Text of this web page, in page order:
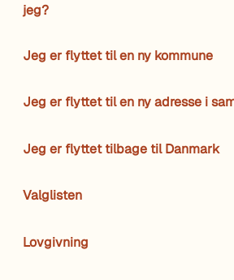
jeg?
Jeg er flyttet til en ny kommune
Jeg er flyttet til en ny adresse i
Jeg er flyttet tilbage til Danmark
Valglisten
Lovgivning